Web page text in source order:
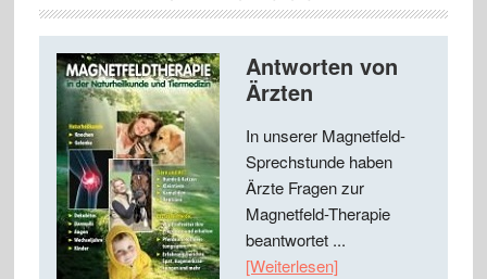
Antworten von
Ärzten
In unserer Magnetfeld-
Sprechstunde haben
Ärzte Fragen zur
Magnetfeld-Therapie
beantwortet ...
[Weiterlesen]